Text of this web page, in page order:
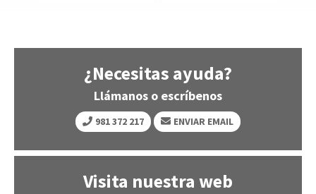
¿Necesitas ayuda?
Llámanos o escríbenos
981 372 217 ENVIAR EMAIL
Visita nuestra web